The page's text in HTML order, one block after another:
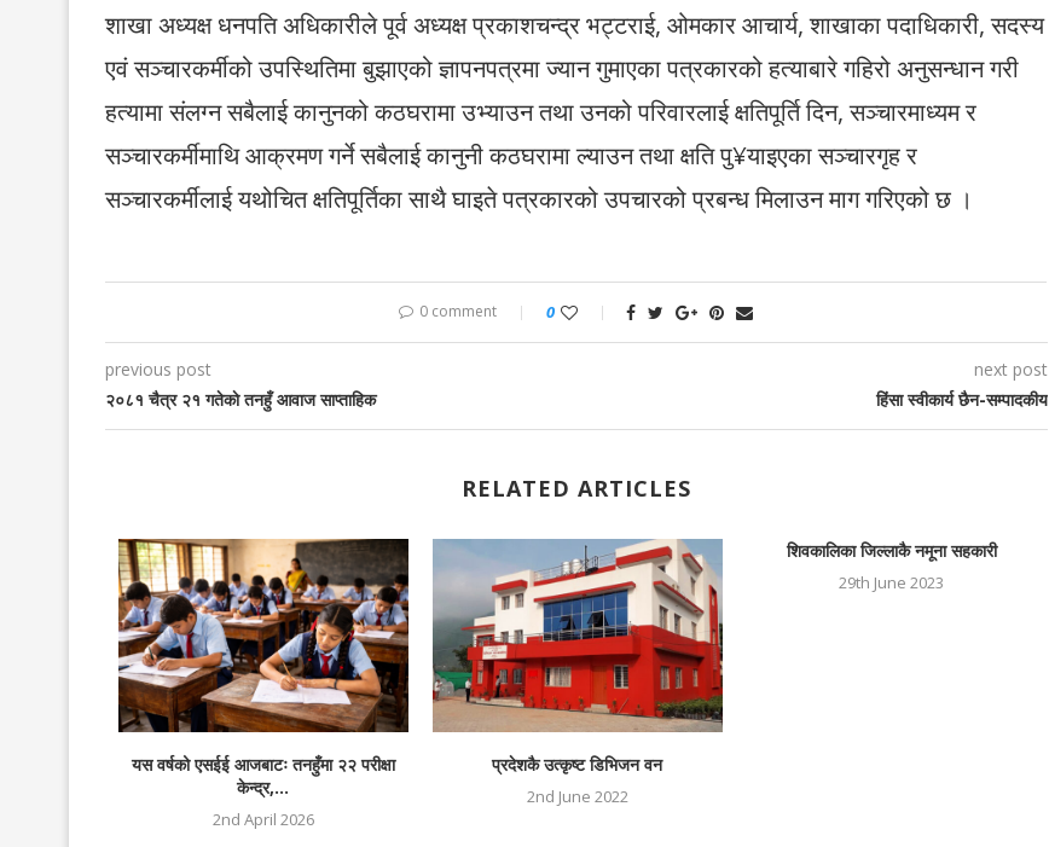
शाखा अध्यक्ष धनपति अधिकारीले पूर्व अध्यक्ष प्रकाशचन्द्र भट्टराई, ओमकार आचार्य, शाखाका पदाधिकारी, सदस्य
एवं सञ्चारकर्मीको उपस्थितिमा बुझाएको ज्ञापनपत्रमा ज्यान गुमाएका पत्रकारको हत्याबारे गहिरो अनुसन्धान गरी
हत्यामा संलग्न सबैलाई कानुनको कठघरामा उभ्याउन तथा उनको परिवारलाई क्षतिपूर्ति दिन, सञ्चारमाध्यम र
सञ्चारकर्मीमाथि आक्रमण गर्ने सबैलाई कानुनी कठघरामा ल्याउन तथा क्षति पु¥याइएका सञ्चारगृह र
सञ्चारकर्मीलाई यथोचित क्षतिपूर्तिका साथै घाइते पत्रकारको उपचारको प्रबन्ध मिलाउन माग गरिएको छ ।
0 comment 0
previous post
२०८१ चैत्र २१ गतेकाे तनहुँ आवाज साप्ताहिक
next post
हिंसा स्वीकार्य छैन-सम्पादकीय
RELATED ARTICLES
यस वर्षको एसईई आजबाटः तनहुँमा २२ परीक्षा
केन्द्र,...
2nd April 2026
प्रदेशकै उत्कृष्ट डिभिजन वन
2nd June 2022
शिवकालिका जिल्लाकै नमूना सहकारी
29th June 2023